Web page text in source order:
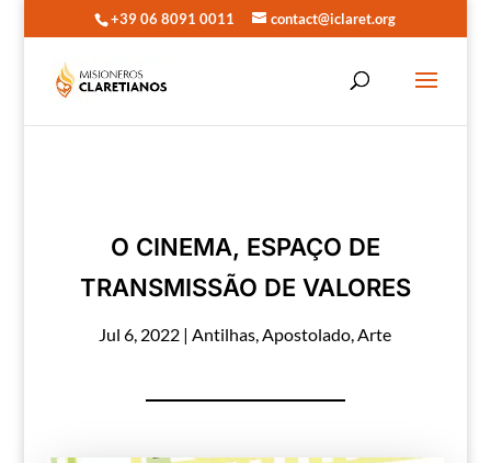
+39 06 8091 0011 contact@iclaret.org
O CINEMA, ESPAÇO DE
TRANSMISSÃO DE VALORES
Jul 6, 2022 |Antilhas,Apostolado,Arte